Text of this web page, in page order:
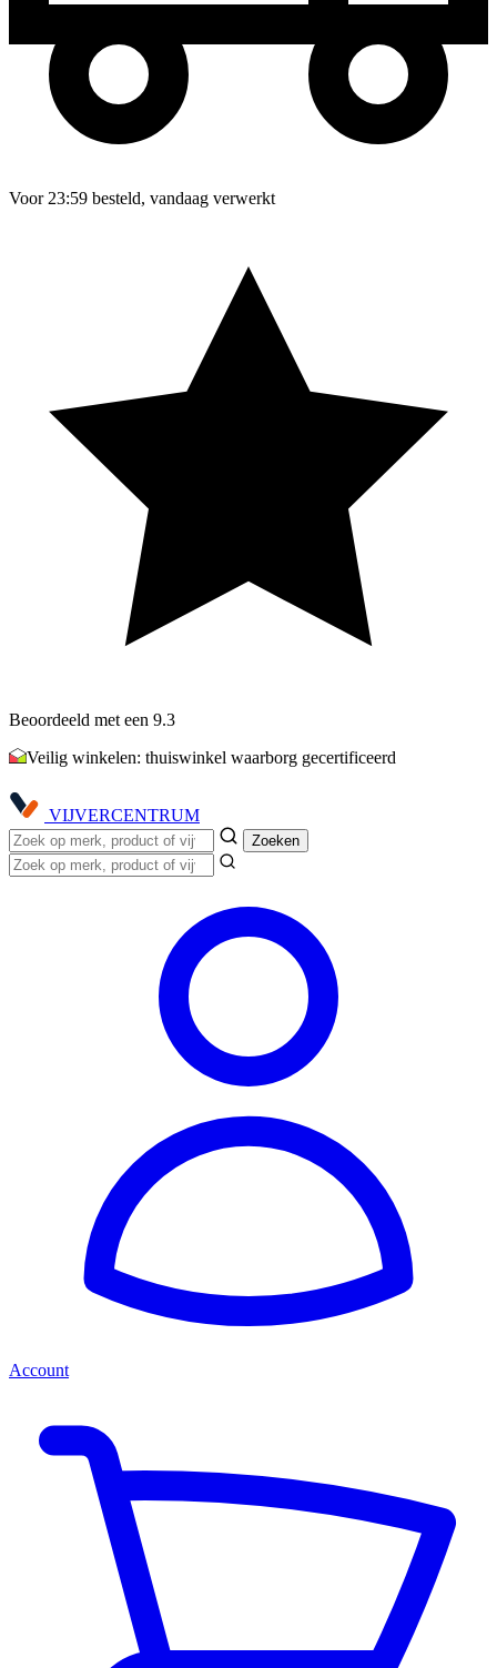
Voor 23:59 besteld, vandaag verwerkt
Beoordeeld met een 9.3
Veilig winkelen: thuiswinkel waarborg gecertificeerd
VIJVERCENTRUM
Zoeken
Account